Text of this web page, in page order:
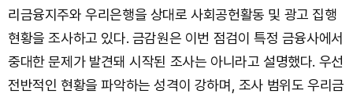
리금융지주와 우리은행을 상대로 사회공헌활동 및 광고 집행
현황을 조사하고 있다. 금감원은 이번 점검이 특정 금융사에서
중대한 문제가 발견돼 시작된 조사는 아니라고 설명했다. 우선
전반적인 현황을 파악하는 성격이 강하며, 조사 범위도 우리금